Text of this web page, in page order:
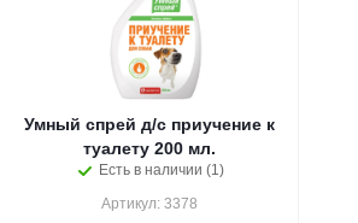
Умный спрей д/с приучение к
туалету 200 мл.
Есть в наличии (1)
Артикул: 3378